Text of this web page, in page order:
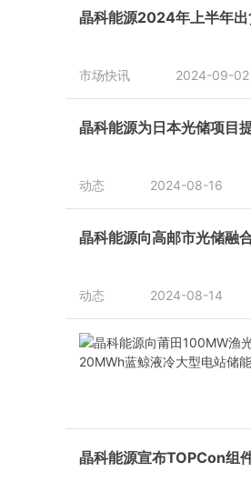
晶科能源2024年上半年
市场快讯 2024-09-02
晶科能源为日本光储项目
动态 2024-08-16
晶科能源向高邮市光储融
动态 2024-08-14
晶科能源宣布TOPCon组